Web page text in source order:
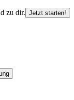
zu dir. Jetzt starten!